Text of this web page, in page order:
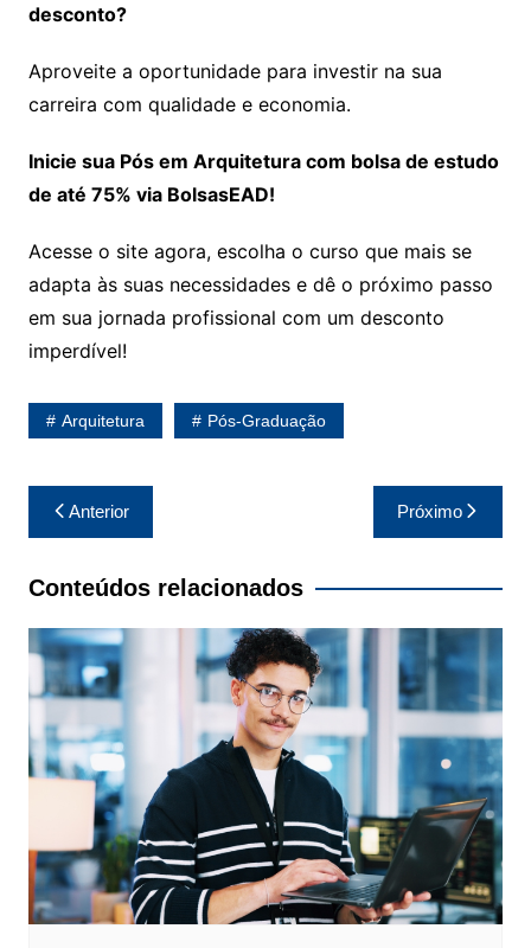
desconto?
Aproveite a oportunidade para investir na sua
carreira com qualidade e economia.
Inicie sua Pós em Arquitetura com bolsa de estudo
de até 75% via BolsasEAD!
Acesse o site agora, escolha o curso que mais se
adapta às suas necessidades e dê o próximo passo
em sua jornada profissional com um desconto
imperdível!
Arquitetura Pós-Graduação
Navegação
de
Post
Anterior Próximo
Conteúdos relacionados